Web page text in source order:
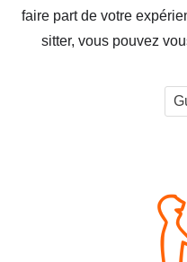
faire part de votre
sitter, vous pouvez